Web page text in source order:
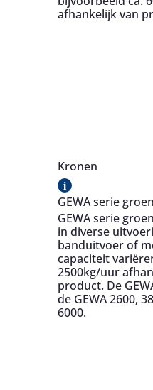
afhankelijk van
Kronen
i
GEWA serie
GEWA serie
in diverse
banduitvoer of
capaciteit
2500kg/uur
product. De
de GEWA 2600,
6000.